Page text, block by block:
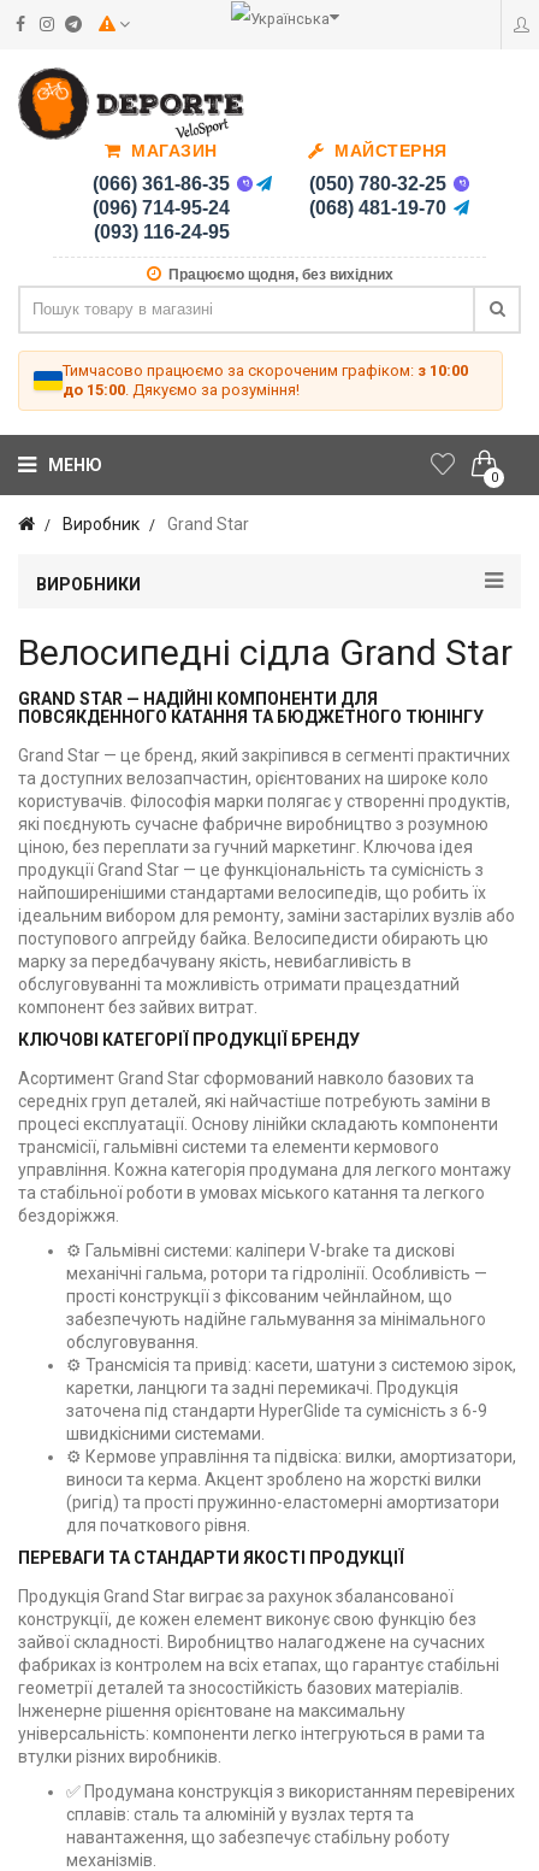
МАГАЗИН
(066) 361-86-35
(096) 714-95-24
(093) 116-24-95
МАЙСТЕРНЯ
(050) 780-32-25
(068) 481-19-70
Працюємо щодня, без вихідних
Тимчасово працюємо за скороченим графіком: з 10:00
до 15:00 . Дякуємо за розуміння!
0
МЕНЮ
Виробник Grand Star
ВИРОБНИКИ
Велосипедні сідла Grand Star
GRAND STAR — НАДІЙНІ КОМПОНЕНТИ ДЛЯ
ПОВСЯКДЕННОГО КАТАННЯ ТА БЮДЖЕТНОГО ТЮНІНГУ
Grand Star — це бренд, який закріпився в сегменті практичних
та доступних велозапчастин, орієнтованих на широке коло
користувачів. Філософія марки полягає у створенні продуктів,
які поєднують сучасне фабричне виробництво з розумною
ціною, без переплати за гучний маркетинг. Ключова ідея
продукції Grand Star — це функціональність та сумісність з
найпоширенішими стандартами велосипедів, що робить їх
ідеальним вибором для ремонту, заміни застарілих вузлів або
поступового апгрейду байка. Велосипедисти обирають цю
марку за передбачувану якість, невибагливість в
обслуговуванні та можливість отримати працездатний
компонент без зайвих витрат.
КЛЮЧОВІ КАТЕГОРІЇ ПРОДУКЦІЇ БРЕНДУ
Асортимент Grand Star сформований навколо базових та
середніх груп деталей, які найчастіше потребують заміни в
процесі експлуатації. Основу лінійки складають компоненти
трансмісії, гальмівні системи та елементи кермового
управління. Кожна категорія продумана для легкого монтажу
та стабільної роботи в умовах міського катання та легкого
бездоріжжя.
⚙️ Гальмівні системи: каліпери V-brake та дискові
механічні гальма, ротори та гідролінії. Особливість —
прості конструкції з фіксованим чейнлайном, що
забезпечують надійне гальмування за мінімального
обслуговування.
⚙️ Трансмісія та привід: касети, шатуни з системою зірок,
каретки, ланцюги та задні перемикачі. Продукція
заточена під стандарти HyperGlide та сумісність з 6-9
швидкісними системами.
⚙️ Кермове управління та підвіска: вилки, амортизатори,
виноси та керма. Акцент зроблено на жорсткі вилки
(ригід) та прості пружинно-еластомерні амортизатори
для початкового рівня.
ПЕРЕВАГИ ТА СТАНДАРТИ ЯКОСТІ ПРОДУКЦІЇ
Продукція Grand Star виграє за рахунок збалансованої
конструкції, де кожен елемент виконує свою функцію без
зайвої складності. Виробництво налагоджене на сучасних
фабриках із контролем на всіх етапах, що гарантує стабільні
геометрії деталей та зносостійкість базових матеріалів.
Інженерне рішення орієнтоване на максимальну
універсальність: компоненти легко інтегруються в рами та
втулки різних виробників.
✅ Продумана конструкція з використанням перевірених
сплавів: сталь та алюміній у вузлах тертя та
навантаження, що забезпечує стабільну роботу
механізмів.